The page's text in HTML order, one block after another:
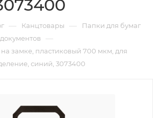
— Канцтовары — Папки для бумаг
—
замке, пластиковый 700 мкм, для
синий, 3073400